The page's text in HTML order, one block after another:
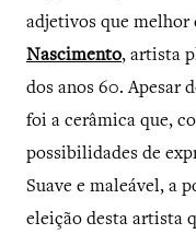
adjetivos que melhor
Nascimento, artista
dos anos 60. Apesar
foi a cerâmica que,
possibilidades de
Suave e maleável, a
eleição desta artista